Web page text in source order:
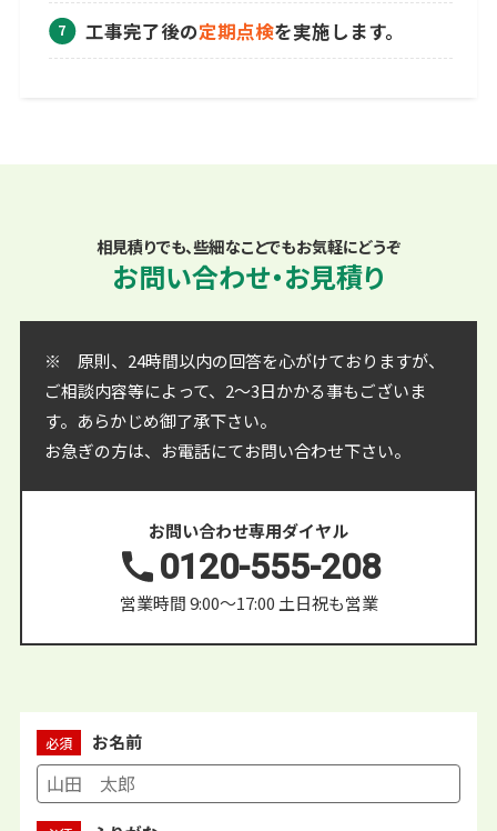
工事完了後の定期点検を実施します。
相見積りでも、些細なことでもお気軽にどうぞ
お問い合わせ・お見積り
※ 原則、24時間以内の回答を心がけておりますが、
ご相談内容等によって、2〜3日かかる事もございま
す。あらかじめ御了承下さい。
お急ぎの方は、お電話にてお問い合わせ下さい。
お問い合わせ専用ダイヤル
0120-555-208
営業時間 9:00〜17:00 土日祝も営業
必須 お名前